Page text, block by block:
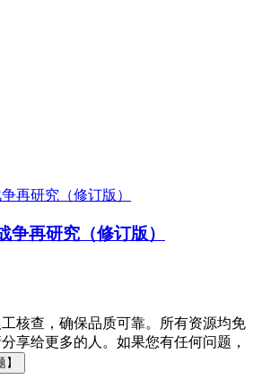
争再研究（修订版）
核查，确保品质可靠。所有资源均免
享给更多的人。如果您有任何问题，